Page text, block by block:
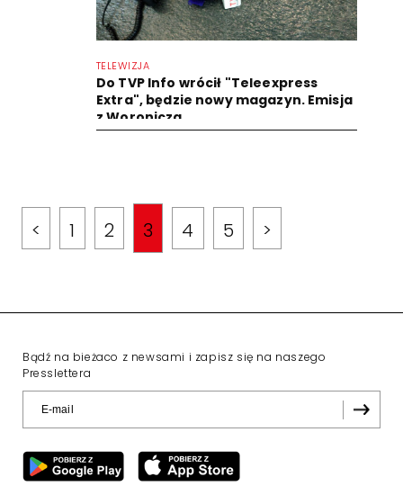
TELEWIZJA
Do TVP Info wrócił "Teleexpress
Extra", będzie nowy magazyn. Emisja
z Woronicza
< 1 2 3 4 5 >
Bądź na bieżaco z newsami i zapisz się na naszego
Presslettera